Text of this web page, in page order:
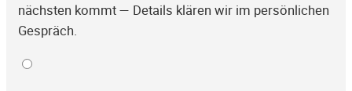
nächsten kommt — Details klären wir im persönlichen
Gespräch.